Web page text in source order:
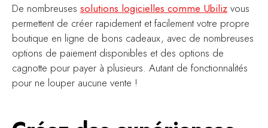
De nombreuses solutions logicielles comme Ubiliz vous
permettent de créer rapidement et facilement votre propre
boutique en ligne de bons cadeaux, avec de nombreuses
options de paiement disponibles et des options de
cagnotte pour payer à plusieurs. Autant de fonctionnalités
pour ne louper aucune vente !